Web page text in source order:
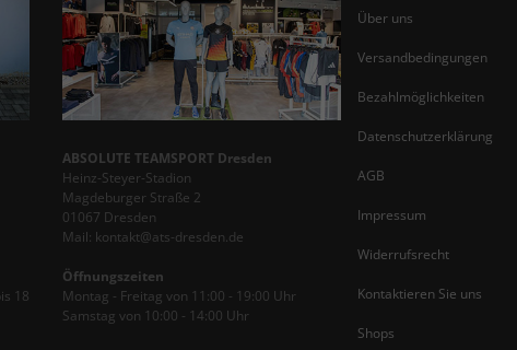
18
ABSOLUTE TEAMSPORT Dresden
Heinz-Steyer-Stadion
Magdeburger Straße 2
01067 Dresden
Mail: kontakt@ats-dresden.de
Öffnungszeiten
Montag - Freitag von 11:00 - 19:00 Uhr
Samstag von 10:00 - 14:00 Uhr
Über uns
Versandbedingungen
Bezahlmöglichkeiten
Datenschutzerklärung
AGB
Impressum
Widerrufsrecht
Kontaktieren Sie uns
Shops